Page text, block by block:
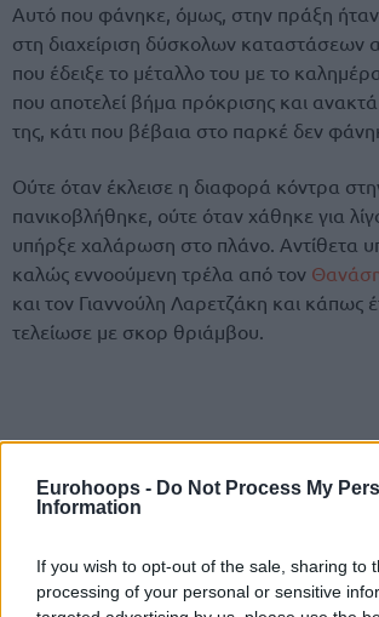
Eurohoops - Do Not Process My
Information
If you wish to opt-out of the sale, sharing to
processing of your personal or sensitive
Αυτό που φάνηκε, όμως, στην πράξη
στη διαχείριση δύσκολων καταστάσεων
που έδειξε το μέταλλο του με το
που αποτελεί βήμα πρόκρισης και
της, κάτι που βέβαια στο παρκέ δεν
Ούτε όταν έκλεισε η διαφορά κόντρα
πανικοβλήθηκε, ούτε όταν χάθηκε για
υπήρξε χαλάρωση στο πλάνο. Αντίθετα
καλώς εννοούμενη τρέλα από τον
και τον Γιαννούλη Λαρετζάκη και κάπως
τελείωσε με σκορ θριάμβου.